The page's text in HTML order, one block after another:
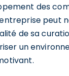
des
peut
de sa
un